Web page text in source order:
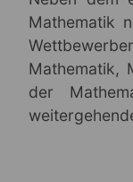
Mathematik
Mathematik,
der